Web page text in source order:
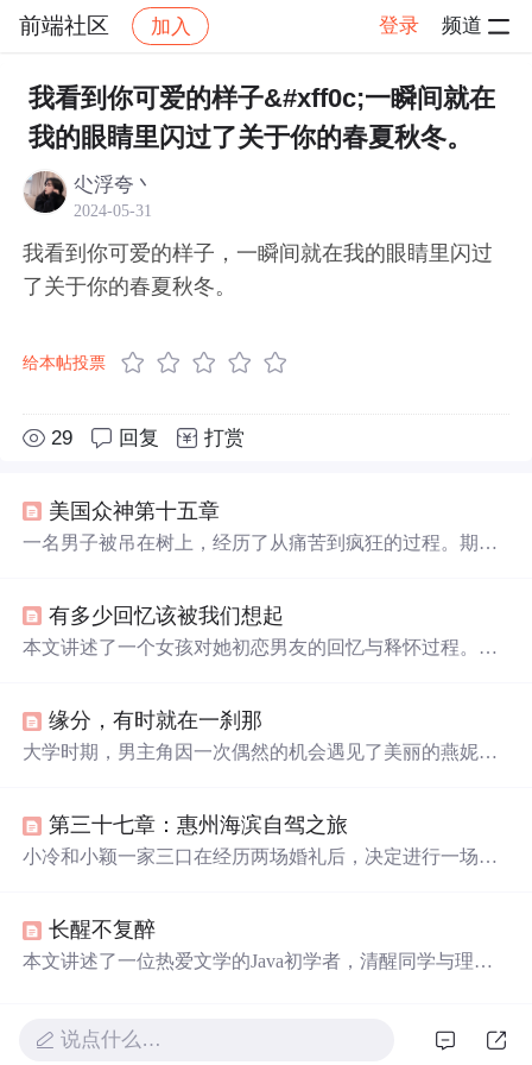
前端社区 加入 登录 频道
社区 前端社区 感慨 帖子详情
我看到你可爱的样子&#xff0c;一瞬间就在
我的眼睛里闪过了关于你的春夏秋冬。
尐浮夸丶
2024-05-31
我看到你可爱的样子，一瞬间就在我的眼睛里闪过
了关于你的春夏秋冬。
给本帖投票
29 回复 打赏
美国众神第十五章
一名男子被吊在树上，经历了从痛苦到疯狂的过程。期
坚持。
有多少回忆该被我们想起
本文讲述了一个女孩对她初恋男友的回忆与释怀过程。从
时光。
缘分，有时就在一刹那
大学时期，男主角因一次偶然的机会遇见了美丽的燕妮，
第三十七章：惠州海滨自驾之旅
小冷和小颖一家三口在经历两场婚礼后，决定进行一场说
程。他们精心准备，享受了海边的欢乐时光，增进了家庭
感情，留下了许多温馨的回忆。
长醒不复醉
本文讲述了一位热爱文学的Java初学者，清醒同学与理智
说点什么…